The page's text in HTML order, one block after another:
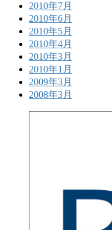
2010年7月
2010年6月
2010年5月
2010年4月
2010年3月
2010年1月
2009年3月
2008年3月